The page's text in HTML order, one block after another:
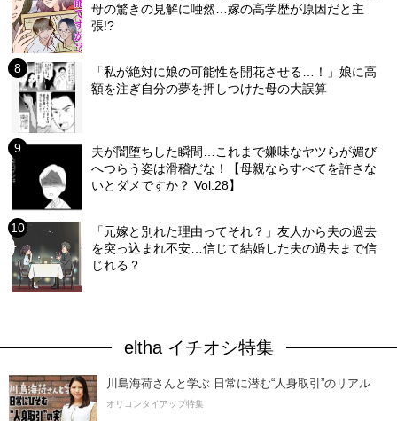
母の驚きの見解に唖然…嫁の高学歴が原因だと主
張!?
「私が絶対に娘の可能性を開花させる…！」娘に高
額を注ぎ自分の夢を押しつけた母の大誤算
夫が闇堕ちした瞬間…これまで嫌味なヤツらが媚び
へつらう姿は滑稽だな！【母親ならすべてを許さな
いとダメですか？ Vol.28】
「元嫁と別れた理由ってそれ？」友人から夫の過去
を突っ込まれ不安…信じて結婚した夫の過去まで信
じれる？
eltha イチオシ特集
川島海荷さんと学ぶ 日常に潜む“人身取引”のリアル
オリコンタイアップ特集